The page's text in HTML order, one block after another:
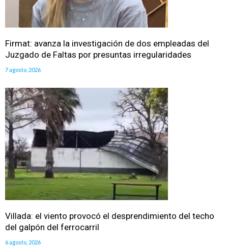
Firmat: avanza la investigación de dos empleadas del
Juzgado de Faltas por presuntas irregularidades
7 agosto, 2026
Villada: el viento provocó el desprendimiento del techo
del galpón del ferrocarril
6 agosto, 2026